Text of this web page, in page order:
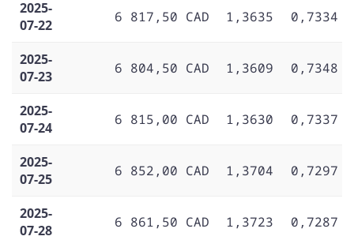
2025-
07-22
6 817,50 CAD 1,3635 0,7334
2025-
07-23
6 804,50 CAD 1,3609 0,7348
2025-
07-24
6 815,00 CAD 1,3630 0,7337
2025-
07-25
6 852,00 CAD 1,3704 0,7297
2025-
07-28
6 861,50 CAD 1,3723 0,7287